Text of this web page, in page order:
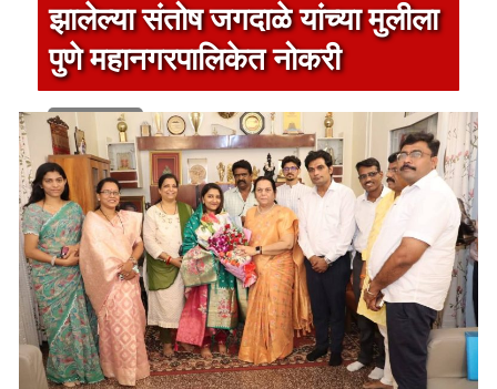
झालेल्या संतोष जगदाळे यांच्या मुलीला
पुणे महानगरपालिकेत नोकरी
1 min read